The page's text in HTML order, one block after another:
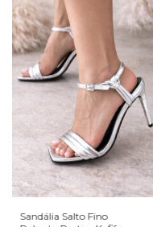
Sandália Salto Fino